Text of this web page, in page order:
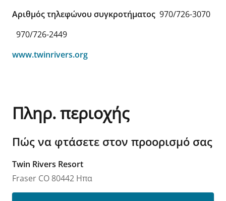
Αριθμός τηλεφώνου συγκροτήματος 970/726-3070
970/726-2449
www.twinrivers.org
Πληρ. περιοχής
Πώς να φτάσετε στον προορισμό σας
Twin Rivers Resort
Fraser CO 80442 Ηπα